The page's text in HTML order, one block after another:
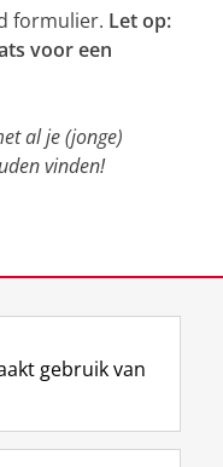
formulier. Let op:
voor een
al je (jonge)
vinden!
I
n
L
i
Y
o
gebruik van